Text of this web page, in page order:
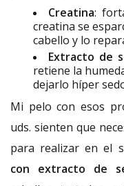
Creatina:
creatina se
cabello y lo
Extracto de
retiene la
dejarlo híper
Mi pelo con esos
uds. sienten que
para realizar en el
con extracto de